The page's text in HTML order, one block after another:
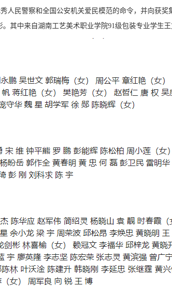
民警察和全国公安机关爱民模范的命令，并向获奖
其中来自湖南工艺美术职业学院91级包装专业学生